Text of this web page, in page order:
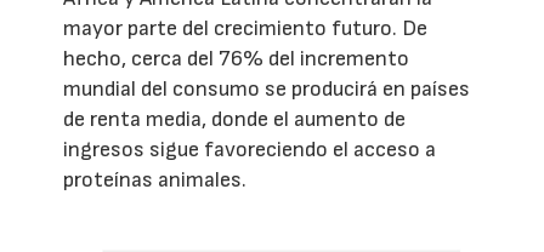
mayor parte del crecimiento futuro. De
hecho, cerca del 76% del incremento
mundial del consumo se producirá en países
de renta media, donde el aumento de
ingresos sigue favoreciendo el acceso a
proteínas animales.